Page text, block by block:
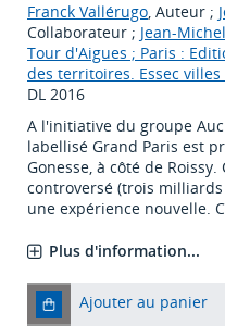
Franck Vallérugo, Auteur ;
Collaborateur ; Jean-
Tour d'Aigues ; Paris :
des territoires. Essec
DL 2016
A l'initiative du groupe
labellisé Grand Paris est
Gonesse, à côté de
controversé (trois milliards
une expérience nouvelle.
Plus d'information...
Ajouter au panier